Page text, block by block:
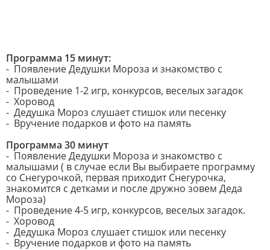
Программа 15 минут:
- Появление Дедушки Мороза и знакомство с
малышами
- Проведение 1-2 игр, конкурсов, веселых загадок
- Хоровод
- Дедушка Мороз слушает стишок или песенку
- Вручение подарков и фото на память
Программа 30 минут
- Появление Дедушки Мороза и знакомство с
малышами ( в случае если Вы выбираете программу
со Снегурочкой, первая приходит Снегурочка,
знакомится с детками и после дружно зовем Деда
Мороза)
- Проведение 4-5 игр, конкурсов, веселых загадок.
- Хоровод
- Дедушка Мороз слушает стишок или песенку
- Вручение подарков и фото на память